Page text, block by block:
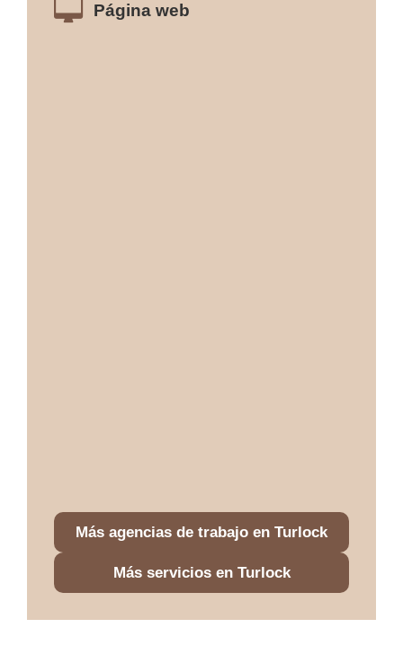
Página web
Más agencias de trabajo en Turlock
Más servicios en Turlock